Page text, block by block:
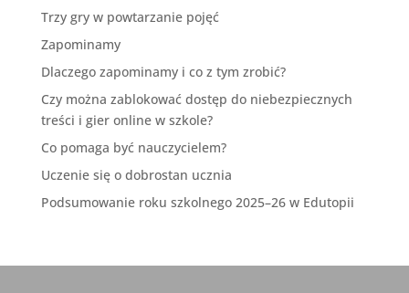
Trzy gry w powtarzanie pojęć
Zapominamy
Dlaczego zapominamy i co z tym zrobić?
Czy można zablokować dostęp do niebezpiecznych
treści i gier online w szkole?
Co pomaga być nauczycielem?
Uczenie się o dobrostan ucznia
Podsumowanie roku szkolnego 2025–26 w Edutopii